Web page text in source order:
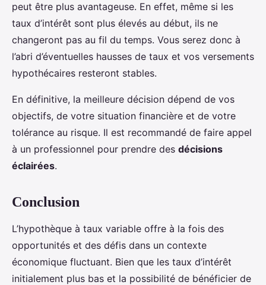
peut être plus avantageuse. En effet, même si les
taux d’intérêt sont plus élevés au début, ils ne
changeront pas au fil du temps. Vous serez donc à
l’abri d’éventuelles hausses de taux et vos versements
hypothécaires resteront stables.
En définitive, la meilleure décision dépend de vos
objectifs, de votre situation financière et de votre
tolérance au risque. Il est recommandé de faire appel
à un professionnel pour prendre des décisions
éclairées.
Conclusion
L’hypothèque à taux variable offre à la fois des
opportunités et des défis dans un contexte
économique fluctuant. Bien que les taux d’intérêt
initialement plus bas et la possibilité de bénéficier de